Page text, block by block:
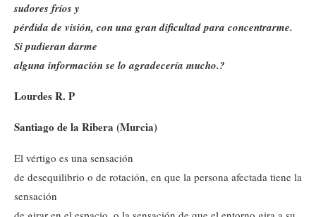
sudores fríos y
pérdida de visión, con una gran dificultad para concentrarme.
Si pudieran darme
alguna información se lo agradecería mucho.?
Lourdes R. P
Santiago de la Ribera (Murcia)
El vértigo es una sensación
de desequilibrio o de rotación, en que la persona afectada tiene la
sensación